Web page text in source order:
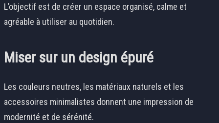
L’objectif est de créer un espace organisé, calme et
agréable à utiliser au quotidien.
Miser sur un design épuré
Les couleurs neutres, les matériaux naturels et les
accessoires minimalistes donnent une impression de
modernité et de sérénité.